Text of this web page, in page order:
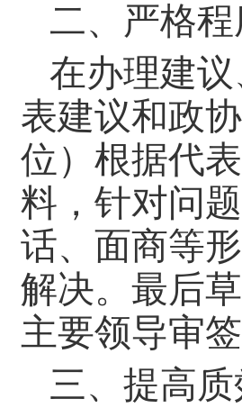
二、严格
在办理建
表建议和政
位）根据代
料，针对问
话、面商等
解决。最后
主要领导审
三、提高